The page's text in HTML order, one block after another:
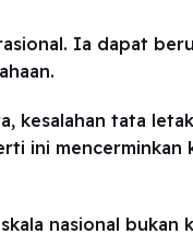
Ia dapat
kesalahan tata
ini mencerminkan
nasional bukan